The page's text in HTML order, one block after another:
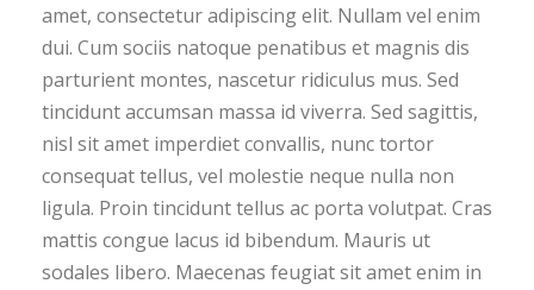
amet, consectetur adipiscing elit. Nullam vel enim
dui. Cum sociis natoque penatibus et magnis dis
parturient montes, nascetur ridiculus mus. Sed
tincidunt accumsan massa id viverra. Sed sagittis,
nisl sit amet imperdiet convallis, nunc tortor
consequat tellus, vel molestie neque nulla non
ligula. Proin tincidunt tellus ac porta volutpat. Cras
mattis congue lacus id bibendum. Mauris ut
sodales libero. Maecenas feugiat sit amet enim in